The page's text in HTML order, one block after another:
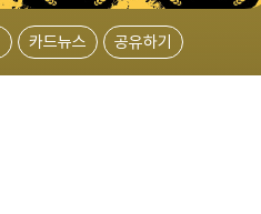
카드뉴스 공유하기